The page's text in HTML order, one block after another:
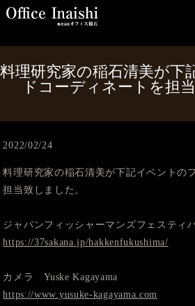
料理研究家の稲石清美が下
ドコーディネートを担
2022/02/24
料理研究家の稲石清美が下記イベントの
担当致しました。
ジャパンフィッシャーマンズフェスティ
https://37sakana.jp/hakkenfukushima/
カメラ Yuske Kagayama
https://www.yusuke-kagayama.com